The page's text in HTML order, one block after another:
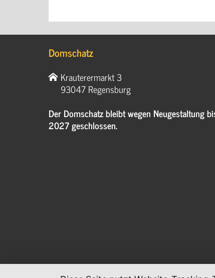
Domschatz
Krauterermarkt 3
93047 Regensburg
Der Domschatz bleibt wegen Neugestaltung
2027 geschlossen.